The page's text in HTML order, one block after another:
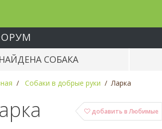
НАЙДЕНА СОБАКА
Собаки в добрые руки Ларка
добавить в Любимые